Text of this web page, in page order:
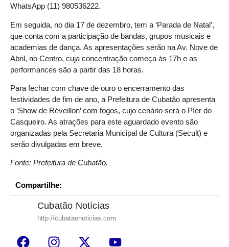
WhatsApp (11) 980536222.
Em seguida, no dia 17 de dezembro, tem a ‘Parada de Natal’,
que conta com a participação de bandas, grupos musicais e
academias de dança. As apresentações serão na Av. Nove de
Abril, no Centro, cuja concentração começa às 17h e as
performances são a partir das 18 horas.
Para fechar com chave de ouro o encerramento das
festividades de fim de ano, a Prefeitura de Cubatão apresenta
o ‘Show de Réveillon’ com fogos, cujo cenário será o Píer do
Casqueiro. As atrações para este aguardado evento são
organizadas pela Secretaria Municipal de Cultura (Secult) e
serão divulgadas em breve.
Fonte: Prefeitura de Cubatão.
Compartilhe:
Cubatão Notícias
http://cubataonoticias.com